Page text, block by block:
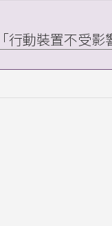
行動裝置不受